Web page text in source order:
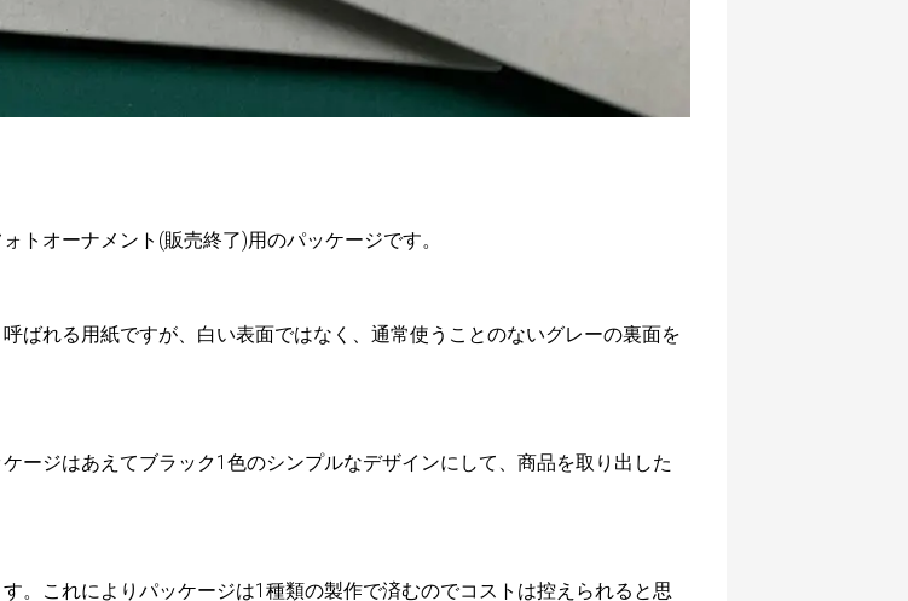
トオーナメント(販売終了)用のパッケージです。
ばれる用紙ですが、白い表面ではなく、通常使うことのないグレーの裏面を
ージはあえてブラック1色のシンプルなデザインにして、商品を取り出した
。これによりパッケージは1種類の製作で済むのでコストは控えられると思